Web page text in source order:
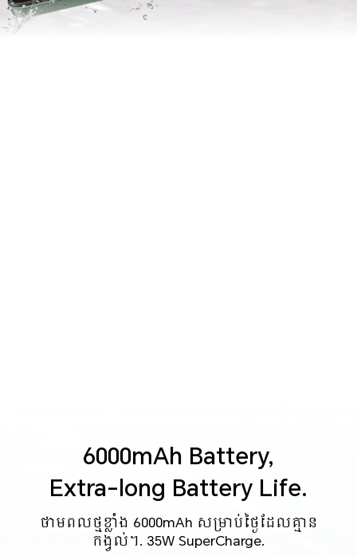
6000mAh Battery,
Extra-long Battery Life.
ថាមពលថ្មខ្លាំង 6000mAh សម្រាប់ថ្ងៃដែលគ្មាន
កង្វល់។. 35W SuperCharge.